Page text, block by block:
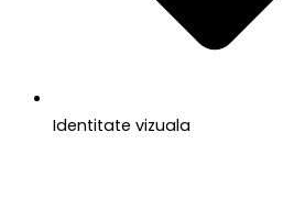
Identitate vizuala